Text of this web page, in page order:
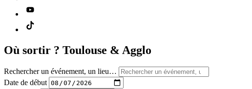
Où sortir ? Toulouse & Agglo
Rechercher un événement, un lieu…
Date de début